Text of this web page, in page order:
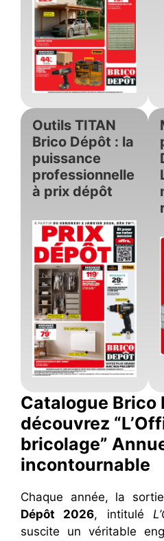
Outils TITAN
Brico Dépôt : la
puissance
professionnelle
à prix dépôt
Catalogue Brico
découvrez
bricolage”
incontournable
Chaque année, la
Dépôt 2026, intitulé
suscite un véritable